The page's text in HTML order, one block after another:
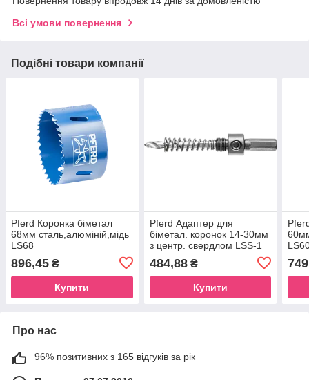
Всі умови повернення
Подібні товари компанії
Pferd Коронка біметал
68мм сталь,алюміній,мідь
LS68
896,45 ₴
Купити
Pferd Адаптер для
біметал. коронок 14-30мм
з центр. свердлом LSS-1
484,88₴
Купити
Про нас
96% позитивних з 165 відгуків за рік